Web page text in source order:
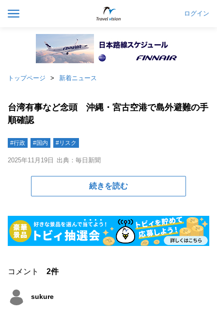
ログイン
トップページ 新着ニュース
台湾有事など念頭 沖縄・宮古空港で島外避難の手
順確認
#行政 #国内 #リスク
2025年11月19日 出典：毎日新聞
続きを読む
コメント 2件
sukure